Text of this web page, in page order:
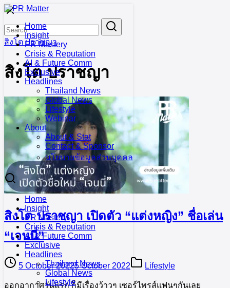
Skip
contentHome
Insight
PR Mastery
Crisis & Reputation
AI & Future Comm
Exclusive
Headlines
Thailand News
Global News
Lifestyle
Webinar
About
About & Stat
Contact & Sponsor
นโยบายข้อมูลส่วนบุคคล
Home
Insight
PR Mastery
Crisis & Reputation
AI & Future Comm
Exclusive
Headlines
Thailand News
Global News
Lifestyle
Search
for:
สิงโต ปราชญา
สิงโต ปราชญา
สิงโต ปราชญา เปิดตัว “แต่งหญิง” ชื่อเล่น
“เจนนี่”
5 October 20225 October 2022 Lifestyle
ออกอากาศวันแรก ก็มีเรื่องว้าวๆ เซอร์ไพรส์แฟนๆกันเลย